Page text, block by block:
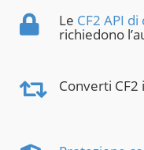
Le CF2 API
richiedono
Converti CF2